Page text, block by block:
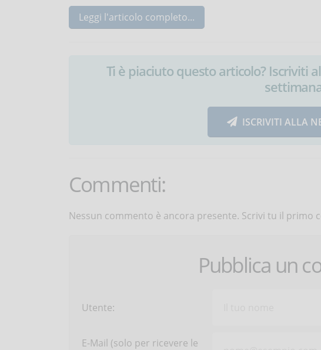
Leggi l'articolo completo...
Ti è piaciuto questo articolo? Iscriviti
ISCRIVITI ALLA
Commenti:
Nessun commento è ancora presente. Scrivi tu il primo
Pubblica un
Utente:
E-Mail (solo per ricevere le